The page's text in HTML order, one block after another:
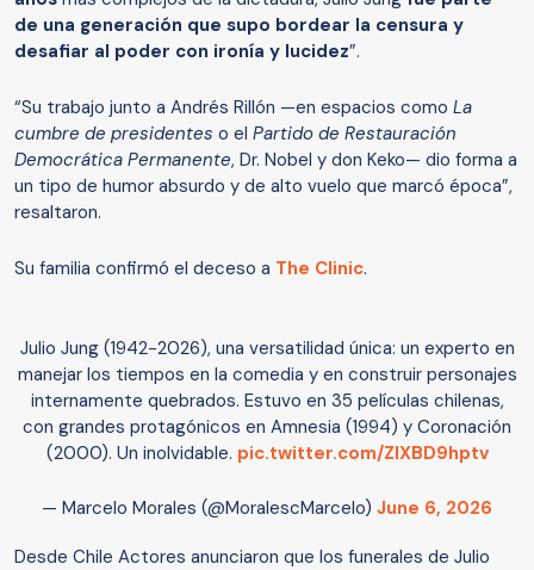
de una generación que supo bordear la censura y
desafiar al poder con ironía y lucidez”.
“Su trabajo junto a Andrés Rillón —en espacios como La
cumbre de presidentes o el Partido de Restauración
Democrática Permanente, Dr. Nobel y don Keko— dio forma a
un tipo de humor absurdo y de alto vuelo que marcó época”,
resaltaron.
Su familia confirmó el deceso a The Clinic.
Julio Jung (1942-2026), una versatilidad única: un experto en
manejar los tiempos en la comedia y en construir personajes
internamente quebrados. Estuvo en 35 películas chilenas,
con grandes protagónicos en Amnesia (1994) y Coronación
(2000). Un inolvidable. pic.twitter.com/ZlXBD9hptv
— Marcelo Morales (@MoralescMarcelo) June 6, 2026
Desde Chile Actores anunciaron que los funerales de Julio